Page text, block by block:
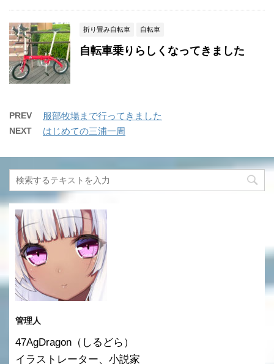
折り畳み自転車 自転車
自転車乗りらしくなってきました
PREV 服部牧場まで行ってきました
NEXT はじめての三浦一周
管理人
47AgDragon（しるどら）
イラストレーター、小説家